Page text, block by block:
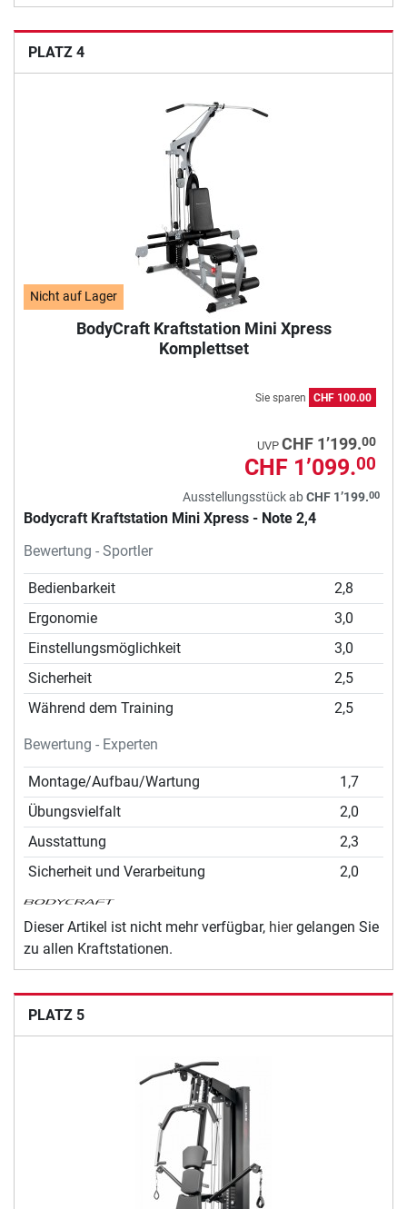
PLATZ 4
Nicht auf Lager
BodyCraft Kraftstation Mini Xpress
Komplettset
Sie sparen CHF 100.00
UVP CHF 1’199.00
CHF 1’099.00
Ausstellungsstück abCHF 1’199.00
Bodycraft Kraftstation Mini Xpress - Note 2,4
Bewertung - Sportler
Bedienbarkeit
2,8
Ergonomie
3,0
Einstellungsmöglichkeit
3,0
Sicherheit
2,5
Während dem Training
2,5
Bewertung - Experten
Montage/Aufbau/Wartung
1,7
Übungsvielfalt
2,0
Ausstattung
2,3
Sicherheit und Verarbeitung
2,0
Dieser Artikel ist nicht mehr verfügbar, hiergelangen Sie
zu allen Kraftstationen.
PLATZ 5